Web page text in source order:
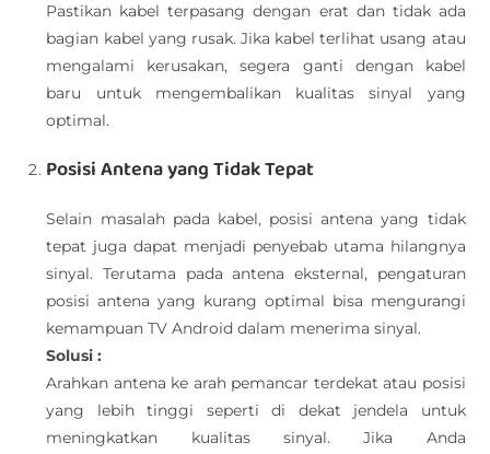
Pastikan kabel terpasang dengan erat dan tidak ada
bagian kabel yang rusak. Jika kabel terlihat usang atau
mengalami kerusakan, segera ganti dengan kabel
baru untuk mengembalikan kualitas sinyal yang
optimal.
Posisi Antena yang Tidak Tepat
Selain masalah pada kabel, posisi antena yang tidak
tepat juga dapat menjadi penyebab utama hilangnya
sinyal. Terutama pada antena eksternal, pengaturan
posisi antena yang kurang optimal bisa mengurangi
kemampuan TV Android dalam menerima sinyal.
Solusi :
Arahkan antena ke arah pemancar terdekat atau posisi
yang lebih tinggi seperti di dekat jendela untuk
meningkatkan kualitas sinyal. Jika Anda